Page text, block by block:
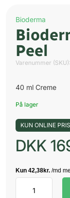
Bioderma
Peel
Varenummer (SKU):
40 ml Creme
På lager
KUN ONLINE PRIS
DKK
Sebium